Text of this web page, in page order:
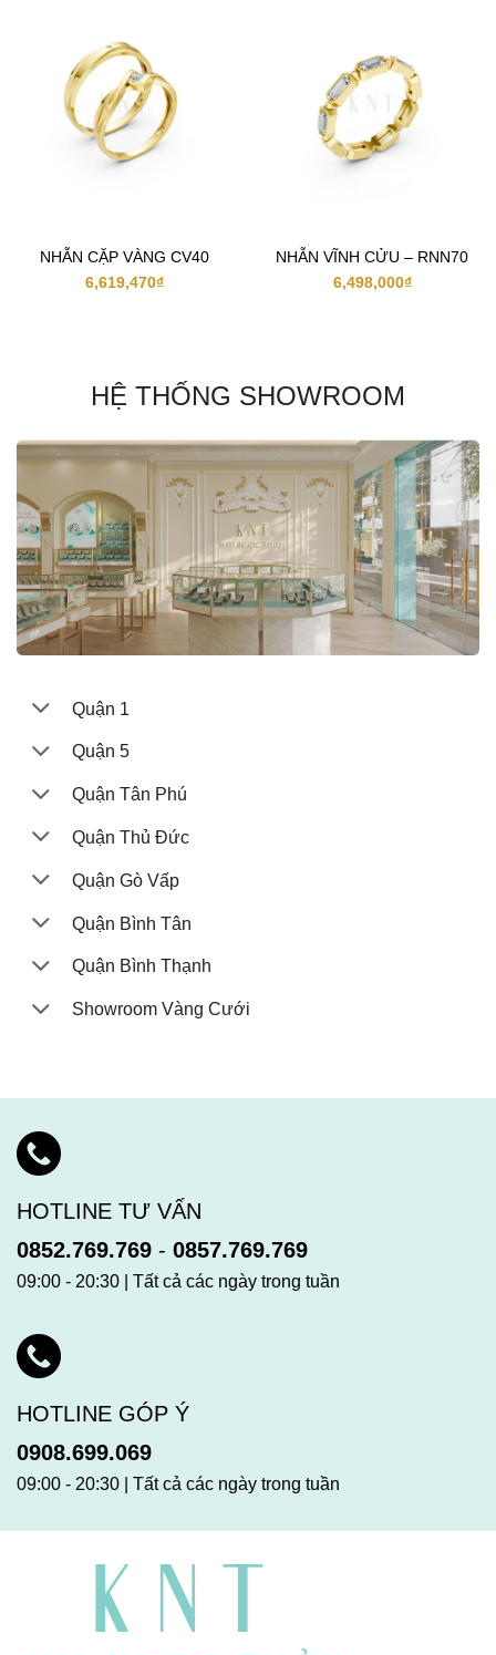
NHẪN CẶP VÀNG CV40
6,619,470₫
NHẪN VĨNH CỬU – RNN70
6,498,000₫
HỆ THỐNG SHOWROOM
Quận 1
Quận 5
Quận Tân Phú
Quận Thủ Đức
Quận Gò Vấp
Quận Bình Tân
Quận Bình Thạnh
Showroom Vàng Cưới
HOTLINE TƯ VẤN
0852.769.769 - 0857.769.769
09:00 - 20:30 | Tất cả các ngày trong tuần
HOTLINE GÓP Ý
0908.699.069
09:00 - 20:30 | Tất cả các ngày trong tuần